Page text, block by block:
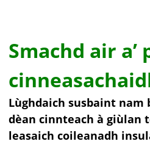
Smachd air a’
Lùghdaich susbaint nam
dèan cinnteach à giùlan
leasaich coileanadh